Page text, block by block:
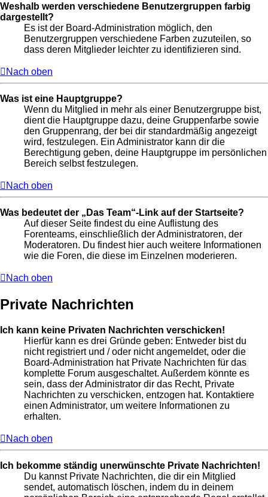
Weshalb werden verschiedene Benutzergruppen farbig
dargestellt?
Es ist der Board-Administration möglich, den
Benutzergruppen verschiedene Farben zuzuteilen, so
dass deren Mitglieder leichter zu identifizieren sind.
Nach oben
Was ist eine Hauptgruppe?
Wenn du Mitglied in mehr als einer Benutzergruppe bist,
dient die Hauptgruppe dazu, deine Gruppenfarbe sowie
den Gruppenrang, der bei dir standardmäßig angezeigt
wird, festzulegen. Ein Administrator kann dir die
Berechtigung geben, deine Hauptgruppe im persönlichen
Bereich selbst festzulegen.
Nach oben
Was bedeutet der „Das Team“-Link auf der Startseite?
Auf dieser Seite findest du eine Auflistung des
Forenteams, einschließlich der Administratoren, der
Moderatoren. Du findest hier auch weitere Informationen
wie die Foren, die diese im Einzelnen moderieren.
Nach oben
Private Nachrichten
Ich kann keine Privaten Nachrichten verschicken!
Hierfür kann es drei Gründe geben: Entweder bist du
nicht registriert und / oder nicht angemeldet, oder die
Board-Administration hat Private Nachrichten für das
komplette Forum ausgeschaltet. Außerdem könnte es
sein, dass der Administrator dir das Recht, Private
Nachrichten zu verschicken, entzogen hat. Kontaktiere
einen Administrator, um weitere Informationen zu
erhalten.
Nach oben
Ich bekomme ständig unerwünschte Private Nachrichten!
Du kannst Private Nachrichten, die dir ein Mitglied
sendet, automatisch löschen, indem du in deinem